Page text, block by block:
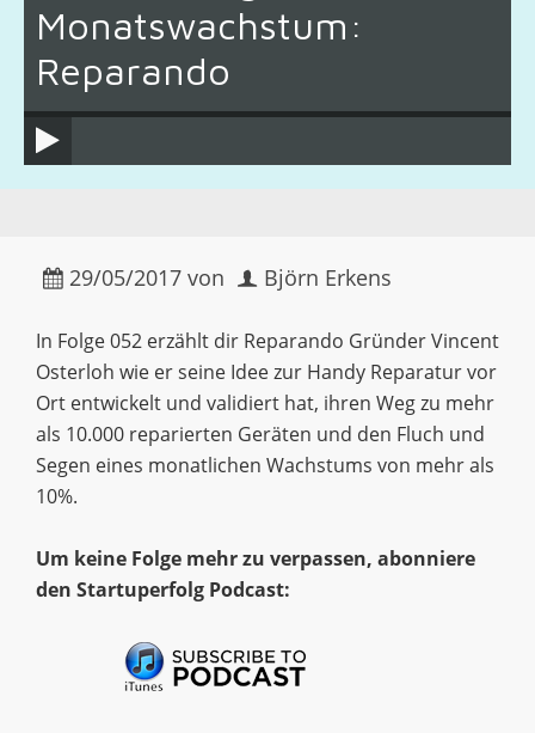
Monatswachstum:
Reparando
29/05/2017 von Björn Erkens
In Folge 052 erzählt dir Reparando Gründer Vincent
Osterloh wie er seine Idee zur Handy Reparatur vor
Ort entwickelt und validiert hat, ihren Weg zu mehr
als 10.000 reparierten Geräten und den Fluch und
Segen eines monatlichen Wachstums von mehr als
10%.
Um keine Folge mehr zu verpassen, abonniere
den Startuperfolg Podcast: